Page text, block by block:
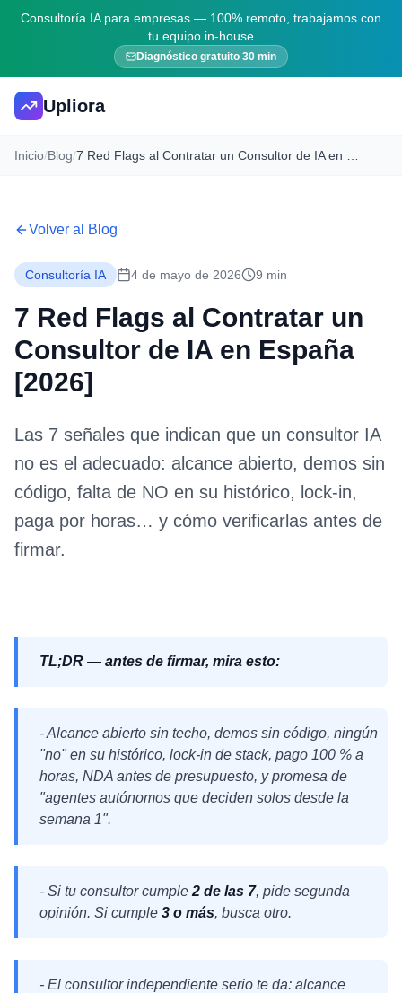
Consultoría IA para empresas — 100% remoto, trabajamos con
tu equipo in-house
Diagnóstico gratuito 30 min
Upliora
Inicio/Blog/
Volver al Blog
Consultoría IA 4 de mayo de 2026 9 min
7 Red Flags al Contratar un
Consultor de IA en España
[2026]
Las 7 señales que indican que un consultor IA
no es el adecuado: alcance abierto, demos sin
código, falta de NO en su histórico, lock-in,
paga por horas… y cómo verificarlas antes de
firmar.
TL;DR — antes de firmar, mira esto:
- Alcance abierto sin techo, demos sin código, ningún
"no" en su histórico, lock-in de stack, pago 100 % a
horas, NDA antes de presupuesto, y promesa de
"agentes autónomos que deciden solos desde la
semana 1".
- Si tu consultor cumple 2 de las 7, pide segunda
opinión. Si cumple 3 o más, busca otro.
- El consultor independiente serio te da: alcance